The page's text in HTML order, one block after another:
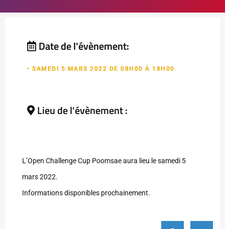
Date de l'évènement:
• SAMEDI 5 MARS 2022 DE 08H00 À 18H00
Lieu de l'évènement :
L’Open Challenge Cup Poomsae aura lieu le samedi 5
mars 2022.
Informations disponibles prochainement.